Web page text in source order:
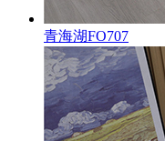
青海湖FO707